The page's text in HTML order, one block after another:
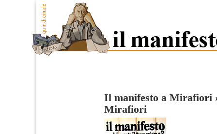
Il manifesto a Mirafiori
Mirafiori